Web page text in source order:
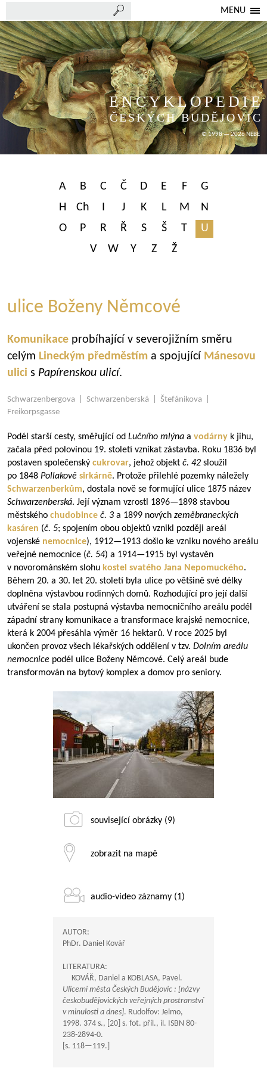
MENU
ENCYKLOPEDIE
ČESKÝCH BUDĚJOVIC
© 1998 — 2026 NEBE
A B C Č D E F
G
H
Ch I J K L M
N
O
P R Ř S Š T
U
V
W Y Z Ž
ulice Boženy Němcové
Komunikace probíhající v severojižním směru
celým Lineckým předměstím a spojující Mánesovu
ulici s Papírenskou ulicí.
Schwarzenbergova | Schwarzenberská | Štefánikova |
Freikorpsgasse
Podél starší cesty, směřující od Lučního mlýna a vodárny k jihu,
začala před polovinou 19. století vznikat zástavba. Roku 1836 byl
postaven společenský cukrovar, jehož objekt č. 42 sloužil
po 1848 Pollakově sirkárně. Protože přilehlé pozemky náležely
Schwarzenberkům, dostala nově se formující ulice 1875 název
Schwarzenberská. Její význam vzrostl 1896—1898 stavbou
městského chudobince č. 3 a 1899 nových zeměbraneckých
kasáren (č. 5; spojením obou objektů vznikl později areál
vojenské nemocnice), 1912—1913 došlo ke vzniku nového areálu
veřejné nemocnice (č. 54) a 1914—1915 byl vystavěn
v novorománském slohu kostel svatého Jana Nepomuckého.
Během 20. a 30. let 20. století byla ulice po většině své délky
doplněna výstavbou rodinných domů. Rozhodující pro její další
utváření se stala postupná výstavba nemocničního areálu podél
západní strany komunikace a transformace krajské nemocnice,
která k 2004 přesáhla výměr 16 hektarů. V roce 2025 byl
ukončen provoz všech lékařských oddělení v tzv. Dolním areálu
nemocnice podél ulice Boženy Němcové. Celý areál bude
transformován na bytový komplex a domov pro seniory.
související obrázky (9)
zobrazit na mapě
audio-video záznamy (1)
AUTOR:
PhDr. Daniel Kovář
LITERATURA:
KOVÁŘ, Daniel a KOBLASA, Pavel.
Ulicemi města Českých Budějovic : [názvy
českobudějovických veřejných prostranství
v minulosti a dnes]. Rudolfov: Jelmo,
1998. 374 s., [20] s. fot. příl., il. ISBN 80-
238-2894-0.
[s. 118—119.]